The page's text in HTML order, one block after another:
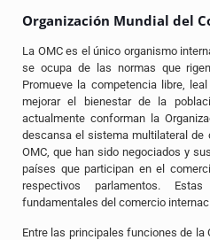
Organización Mundial del
La OMC es el único organismo
se ocupa de las normas que
Promueve la competencia libre,
mejorar el bienestar de la
actualmente conforman la
descansa el sistema multilateral
OMC, que han sido negociados y
países que participan en el
respectivos parlamentos.
fundamentales del comercio
Entre las principales funciones de